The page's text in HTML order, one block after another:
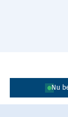
Nu
Lees voor
Simpele tekst